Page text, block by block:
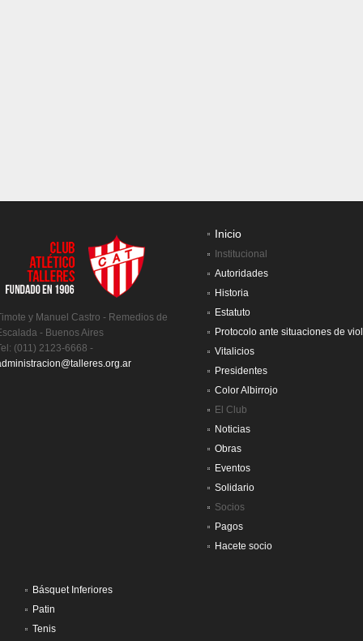
y Manuel Castro - Remedios de
- Buenos Aires
(011) 2123-6668 -
Inicio
Institucional
Autoridades
Historia
Estatuto
Protocolo ante situaciones de
Vitalicios
Presidentes
Color Albirrojo
El Club
Noticias
Obras
Eventos
Solidario
Socios
Pagos
Hacete socio
Básquet Inferiores
Patin
Tenis